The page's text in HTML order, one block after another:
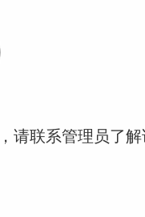
请联系管理员了